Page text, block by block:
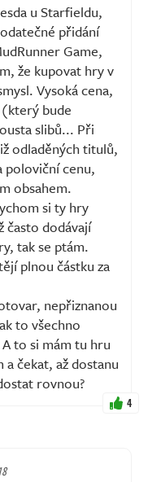
u Starfieldu,
přidání
Game,
že kupovat hry v
Vysoká cena,
bude
slibů... Při
odladěných titulů,
poloviční cenu,
obsahem.
si ty hry
často dodávají
tak se ptám.
plnou částku za
nepřiznanou
to všechno
to si mám tu hru
čekat, až dostanu
rovnou?
4